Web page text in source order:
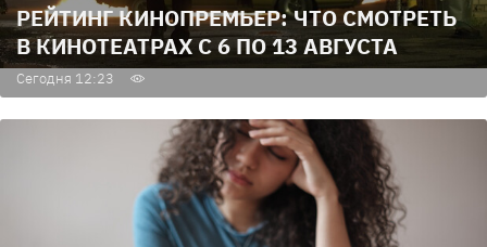
РЕЙТИНГ КИНОПРЕМЬЕР: ЧТО СМОТРЕТЬ
В КИНОТЕАТРАХ С 6 ПО 13 АВГУСТА
Сегодня 12:23